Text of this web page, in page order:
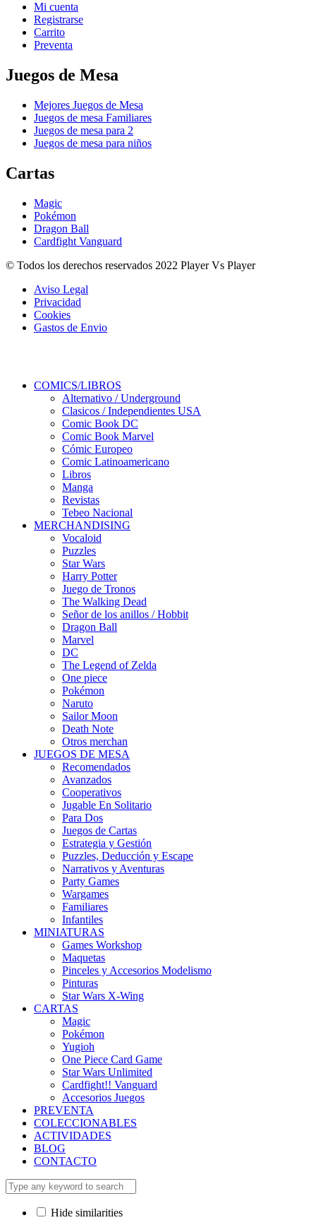
Mi cuenta
Registrarse
Carrito
Preventa
Juegos de Mesa
Mejores Juegos de Mesa
Juegos de mesa Familiares
Juegos de mesa para 2
Juegos de mesa para niños
Cartas
Magic
Pokémon
Dragon Ball
Cardfight Vanguard
© Todos los derechos reservados 2022 Player Vs Player
Aviso Legal
Privacidad
Cookies
Gastos de Envio
COMICS/LIBROS
Alternativo / Underground
Clasicos / Independientes USA
Comic Book DC
Comic Book Marvel
Cómic Europeo
Comic Latinoamericano
Libros
Manga
Revistas
Tebeo Nacional
MERCHANDISING
Vocaloid
Puzzles
Star Wars
Harry Potter
Juego de Tronos
The Walking Dead
Señor de los anillos / Hobbit
Dragon Ball
Marvel
DC
The Legend of Zelda
One piece
Pokémon
Naruto
Sailor Moon
Death Note
Otros merchan
JUEGOS DE MESA
Recomendados
Avanzados
Cooperativos
Jugable En Solitario
Para Dos
Juegos de Cartas
Estrategia y Gestión
Puzzles, Deducción y Escape
Narrativos y Aventuras
Party Games
Wargames
Familiares
Infantiles
MINIATURAS
Games Workshop
Maquetas
Pinceles y Accesorios Modelismo
Pinturas
Star Wars X-Wing
CARTAS
Magic
Pokémon
Yugioh
One Piece Card Game
Star Wars Unlimited
Cardfight!! Vanguard
Accesorios Juegos
PREVENTA
COLECCIONABLES
ACTIVIDADES
BLOG
CONTACTO
Hide similarities